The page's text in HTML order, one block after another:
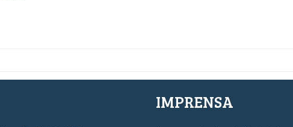
IMPRENSA